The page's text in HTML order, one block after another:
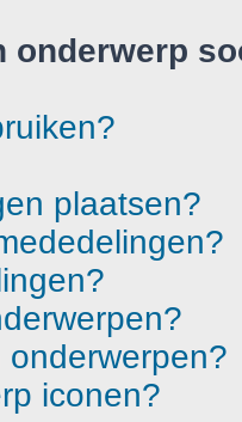
onderwerp
plaatsen?
iconen?